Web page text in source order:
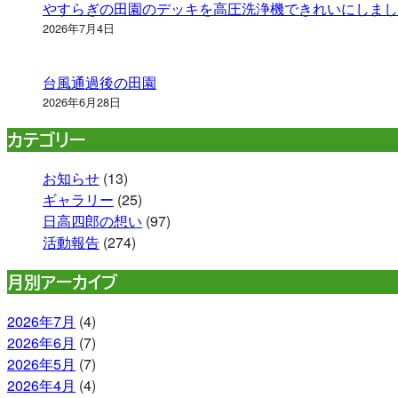
やすらぎの田園のデッキを高圧洗浄機できれいにしま
2026年7月4日
台風通過後の田園
2026年6月28日
カテゴリー
お知らせ (13)
ギャラリー (25)
日高四郎の想い (97)
活動報告 (274)
月別アーカイブ
2026年7月 (4)
2026年6月 (7)
2026年5月 (7)
2026年4月 (4)